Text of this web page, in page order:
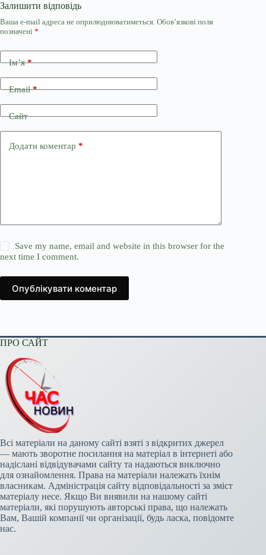
Залишити відповідь
Ваша e-mail адреса не оприлюднюватиметься. Обов’язкові поля
позначені *
Ім’я*
Email*
Сайт
Додати коментар *
Save my name, email and website in this browser for the
next time I comment.
Опублікувати коментар
ПРО САЙТ
Всі матеріали на даному сайті взяті з відкритих джерел
— мають зворотне посилання на матеріал в інтернеті або
надіслані відвідувачами сайту та надаються виключно
для ознайомлення. Права на матеріали належать їхнім
власникам. Адміністрація сайту відповідальності за зміст
матеріалу несе. Якщо Ви виявили на нашому сайті
матеріали, які порушують авторські права, що належать
Вам, Вашій компанії чи організації, будь ласка, повідомте
нас.